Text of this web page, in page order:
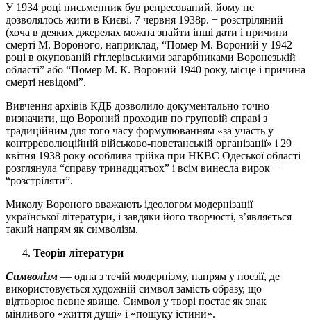
У 1934 році письменник був репресований, йому не
дозволялось жити в Києві. 7 червня 1938р. − розстріляний
(хоча в деяких джерелах можна знайти інші дати і причини
смерті М. Вороного, наприклад, “Помер М. Вороний у 1942
році в окупованій гітлерівськими загарбниками Воронезькій
області” або “Помер М. К. Вороний 1940 року, місце і причина
смерті невідомі”.
Вивчення архівів КДБ дозволило документально точно
визначити, що Вороний проходив по груповій справі з
традиційним для того часу формулюванням «за участь у
контрреволюційній військово-повстанській організації» і 29
квітня 1938 року особлива трійка при НКВС Одеської області
розглянула “справу тринадцятьох” і всім винесла вирок −
“розстріляти”.
Миколу Вороного вважають ідеологом модернізації
української літератури, і завдяки його творчості, з’являється
такий напрям як символізм.
Теорія літератури
Символізм — одна з течій модернізму, напрям у поезії, де
використовується художній символ замість образу, що
відтворює певне явище. Символ у творі постає як знак
мінливого «життя душі» і «пошуку істини».